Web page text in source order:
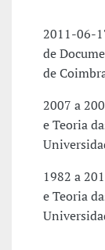
2011-06-
de
de
2007 a
e Teoria
1982 a
e Teoria